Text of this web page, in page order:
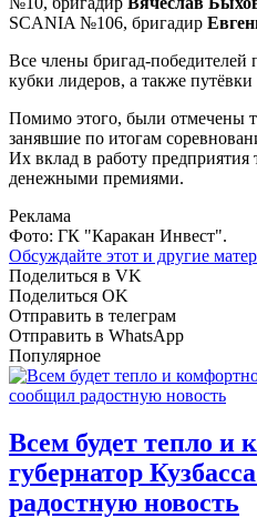
SCANIA №106, бригадир
Все члены бригад-
кубки лидеров, а также путёвки
Помимо этого, были отмечены
занявшие по итогам
Их вклад в работу предприятия
денежными премиями.
Реклама
Фото: ГК "Каракан Инвест".
Обсуждайте этот и другие
Поделиться в VK
Поделиться OK
Отправить в телеграм
Отправить в WhatsApp
Популярное
Всем будет тепло и
губернатор
радостную новость